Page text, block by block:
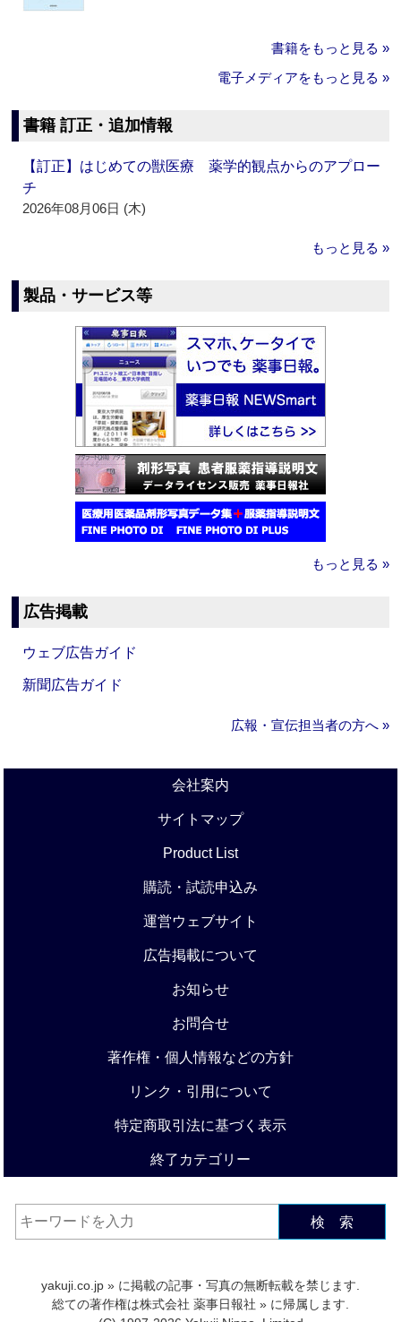
書籍をもっと見る »
電子メディアをもっと見る »
書籍 訂正・追加情報
【訂正】はじめての獣医療 薬学的観点からのアプロー
チ
2026年08月06日 (木)
もっと見る »
製品・サービス等
もっと見る »
広告掲載
ウェブ広告ガイド
新聞広告ガイド
広報・宣伝担当者の方へ »
会社案内
サイトマップ
Product List
購読・試読申込み
運営ウェブサイト
広告掲載について
お知らせ
お問合せ
著作権・個人情報などの方針
リンク・引用について
特定商取引法に基づく表示
終了カテゴリー
検 索
yakuji.co.jp » に掲載の記事・写真の無断転載を禁じます.
総ての著作権は株式会社 薬事日報社 » に帰属します.